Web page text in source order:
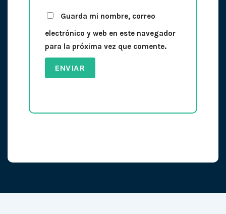
Guarda mi nombre, correo
electrónico y web en este navegador
para la próxima vez que comente.